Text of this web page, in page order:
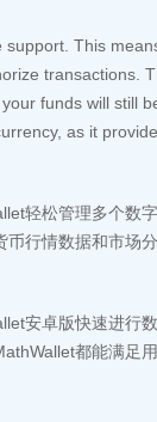
support. This
transactions.
funds will still
as it
轻松管理多个数
币行情数据和市场
安卓版快速进行
都能满足